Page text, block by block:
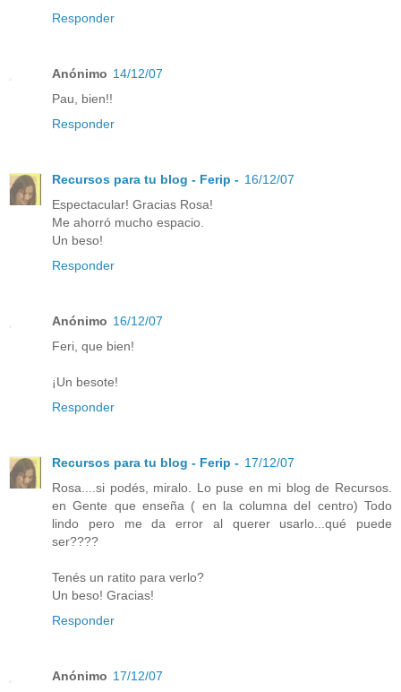
Responder
Anónimo 14/12/07
Pau, bien!!
Responder
Recursos para tu blog - Ferip - 16/12/07
Espectacular! Gracias Rosa!
Me ahorró mucho espacio.
Un beso!
Responder
Anónimo 16/12/07
Feri, que bien!
¡Un besote!
Responder
Recursos para tu blog - Ferip - 17/12/07
Rosa....si podés, miralo. Lo puse en mi blog de Recursos.
en Gente que enseña ( en la columna del centro) Todo
lindo pero me da error al querer usarlo...qué puede
ser????
Tenés un ratito para verlo?
Un beso! Gracias!
Responder
Anónimo 17/12/07